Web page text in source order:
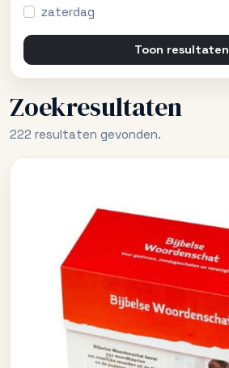
zaterdag
Toon resultaten
Zoekresultaten
222 resultaten gevonden.